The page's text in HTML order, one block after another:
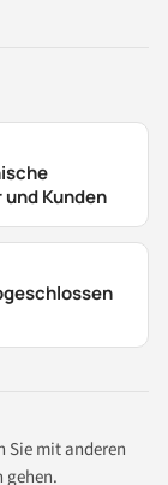
Kunden
Sie mit anderen
gehen.